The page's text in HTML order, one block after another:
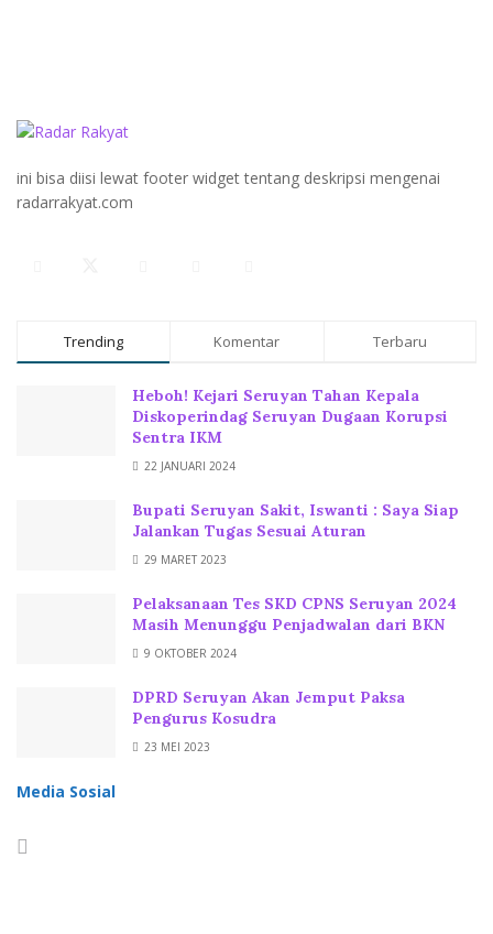
ini bisa diisi lewat footer widget tentang deskripsi mengenai
radarrakyat.com
Trending Komentar Terbaru
Heboh! Kejari Seruyan Tahan Kepala
Diskoperindag Seruyan Dugaan Korupsi
Sentra IKM
22 JANUARI 2024
Bupati Seruyan Sakit, Iswanti : Saya Siap
Jalankan Tugas Sesuai Aturan
29 MARET 2023
Pelaksanaan Tes SKD CPNS Seruyan 2024
Masih Menunggu Penjadwalan dari BKN
9 OKTOBER 2024
DPRD Seruyan Akan Jemput Paksa
Pengurus Kosudra
23 MEI 2023
Media Sosial